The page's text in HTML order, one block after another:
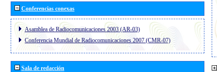
Conferencias conexas
Asamblea de Radiocomunicaciones 2003 (AR-03)
Conferencia Mundial de Radiocomunicaciones 2007 (CMR-07)
Sala de redacción